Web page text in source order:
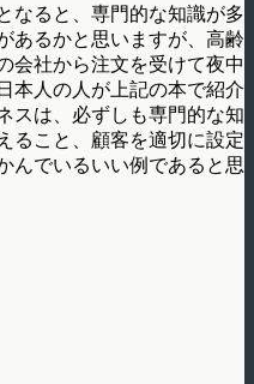
なると、専門的な知識が多
あるかと思いますが、高齢
会社から注文を受けて夜中
本人の人が上記の本で紹介
スは、必ずしも専門的な知
ること、顧客を適切に設定
んでいるいい例であると思